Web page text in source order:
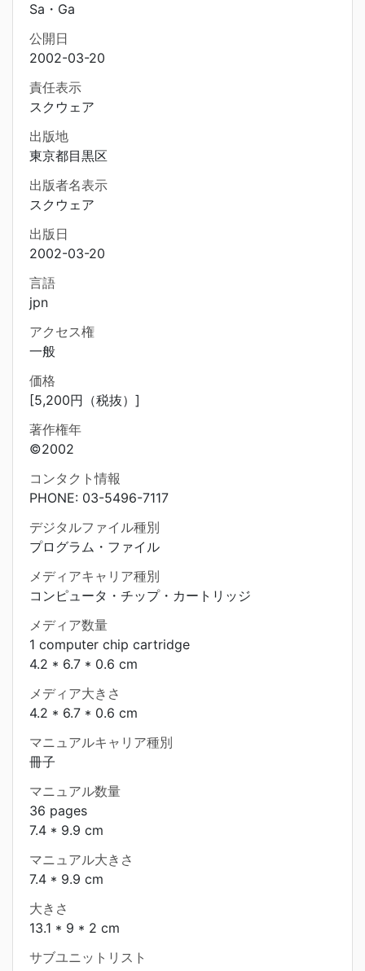
Sa・Ga
公開日
2002-03-20
責任表示
スクウェア
出版地
東京都目黒区
出版者名表示
スクウェア
出版日
2002-03-20
言語
jpn
アクセス権
一般
価格
[5,200円（税抜）]
著作権年
©2002
コンタクト情報
PHONE: 03-5496-7117
デジタルファイル種別
プログラム・ファイル
メディアキャリア種別
コンピュータ・チップ・カートリッジ
メディア数量
1 computer chip cartridge
4.2 * 6.7 * 0.6 cm
メディア大きさ
4.2 * 6.7 * 0.6 cm
マニュアルキャリア種別
冊子
マニュアル数量
36 pages
7.4 * 9.9 cm
マニュアル大きさ
7.4 * 9.9 cm
大きさ
13.1 * 9 * 2 cm
サブユニットリスト